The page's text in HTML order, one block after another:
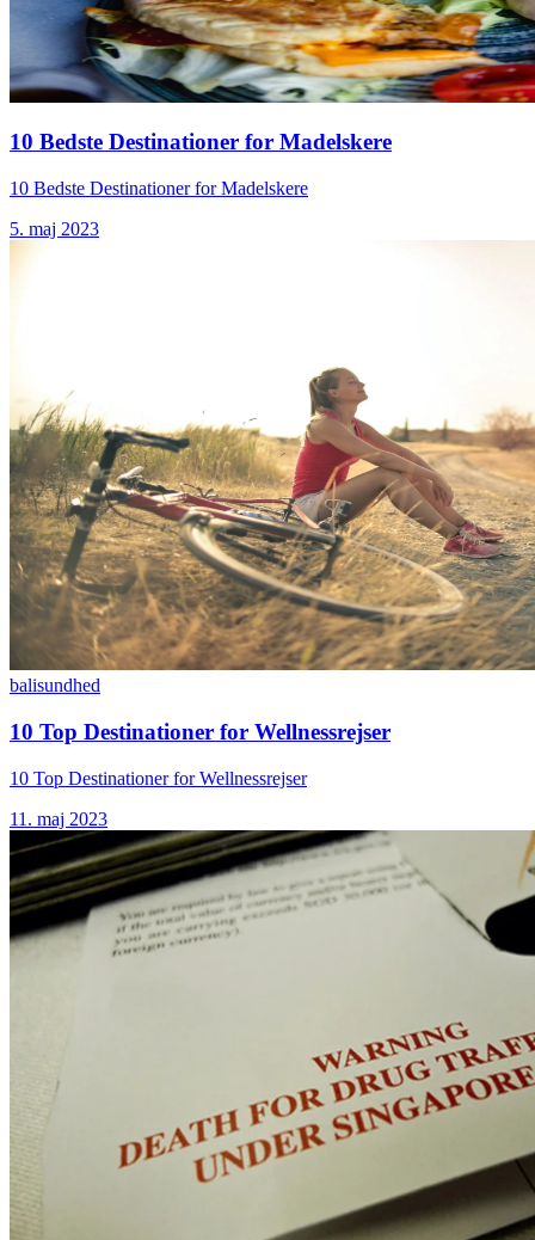
10 Bedste Destinationer for Madelskere
10 Bedste Destinationer for Madelskere
5. maj 2023
balisundhed
10 Top Destinationer for Wellnessrejser
10 Top Destinationer for Wellnessrejser
11. maj 2023